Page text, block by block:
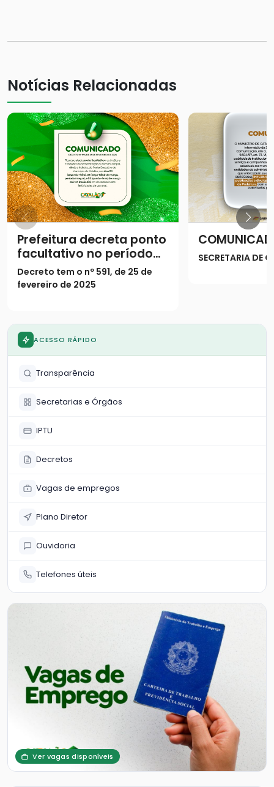
Notícias Relacionadas
Prefeitura decreta ponto
facultativo no período
do Carnaval
Decreto tem o nº 591, de 25 de
fevereiro de 2025
SECRETARIA DE
ACESSO RÁPIDO
Transparência
Secretarias e Órgãos
IPTU
Decretos
Vagas de empregos
Plano Diretor
Ouvidoria
Telefones úteis
Ver vagas disponíveis